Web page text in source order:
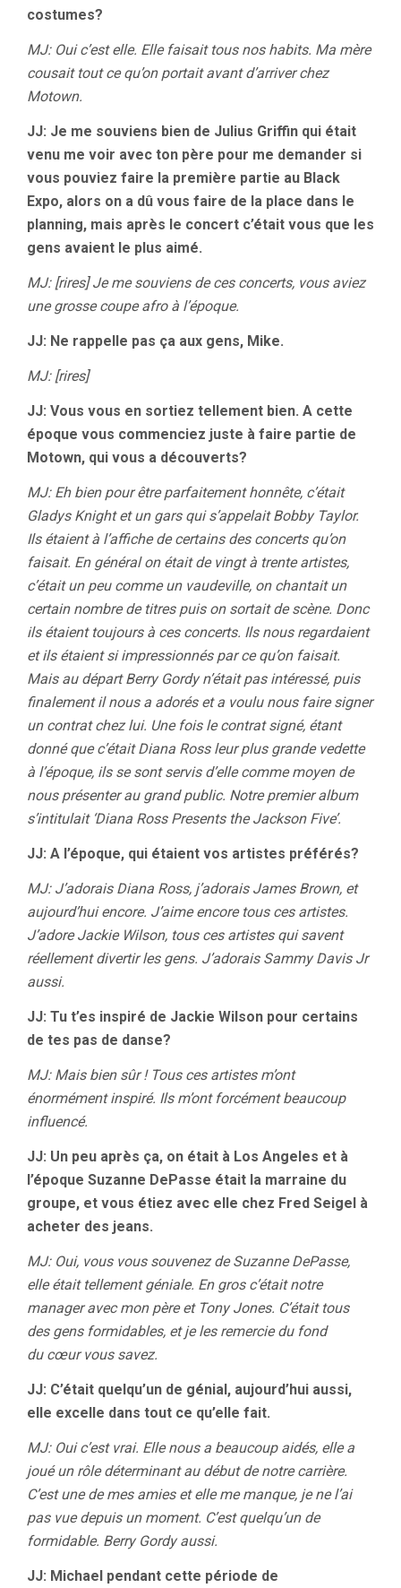
costumes?
MJ: Oui c’est elle. Elle faisait tous nos habits. Ma mère
cousait tout ce qu’on portait avant d’arriver chez
Motown.
JJ: Je me souviens bien de Julius Griffin qui était
venu me voir avec ton père pour me demander si
vous pouviez faire la première partie au Black
Expo, alors on a dû vous faire de la place dans le
planning, mais après le concert c’était vous que les
gens avaient le plus aimé.
MJ: [rires] Je me souviens de ces concerts, vous aviez
une grosse coupe afro à l’époque.
JJ: Ne rappelle pas ça aux gens, Mike.
MJ: [rires]
JJ: Vous vous en sortiez tellement bien. A cette
époque vous commenciez juste à faire partie de
Motown, qui vous a découverts?
MJ: Eh bien pour être parfaitement honnête, c’était
Gladys Knight et un gars qui s’appelait Bobby Taylor.
Ils étaient à l’affiche de certains des concerts qu’on
faisait. En général on était de vingt à trente artistes,
c’était un peu comme un vaudeville, on chantait un
certain nombre de titres puis on sortait de scène. Donc
ils étaient toujours à ces concerts. Ils nous regardaient
et ils étaient si impressionnés par ce qu’on faisait.
Mais au départ Berry Gordy n’était pas intéressé, puis
finalement il nous a adorés et a voulu nous faire signer
un contrat chez lui. Une fois le contrat signé, étant
donné que c’était Diana Ross leur plus grande vedette
à l’époque, ils se sont servis d’elle comme moyen de
nous présenter au grand public. Notre premier album
s’intitulait ‘Diana Ross Presents the Jackson Five’.
JJ: A l’époque, qui étaient vos artistes préférés?
MJ: J’adorais Diana Ross, j’adorais James Brown, et
aujourd’hui encore. J’aime encore tous ces artistes.
J’adore Jackie Wilson, tous ces artistes qui savent
réellement divertir les gens. J’adorais Sammy Davis Jr
aussi.
JJ: Tu t’es inspiré de Jackie Wilson pour certains
de tes pas de danse?
MJ: Mais bien sûr ! Tous ces artistes m’ont
énormément inspiré. Ils m’ont forcément beaucoup
influencé.
JJ: Un peu après ça, on était à Los Angeles et à
l’époque Suzanne DePasse était la marraine du
groupe, et vous étiez avec elle chez Fred Seigel à
acheter des jeans.
MJ: Oui, vous vous souvenez de Suzanne DePasse,
elle était tellement géniale. En gros c’était notre
manager avec mon père et Tony Jones. C’était tous
des gens formidables, et je les remercie du fond
du cœur vous savez.
JJ: C’était quelqu’un de génial, aujourd’hui aussi,
elle excelle dans tout ce qu’elle fait.
MJ: Oui c’est vrai. Elle nous a beaucoup aidés, elle a
joué un rôle déterminant au début de notre carrière.
C’est une de mes amies et elle me manque, je ne l’ai
pas vue depuis un moment. C’est quelqu’un de
formidable. Berry Gordy aussi.
JJ: Michael pendant cette période de